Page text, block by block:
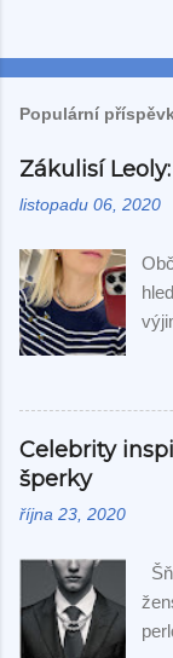
Populární
Zákulisí
listopadu 06, 2020
O
Celebrity
šperky
října 23, 2020